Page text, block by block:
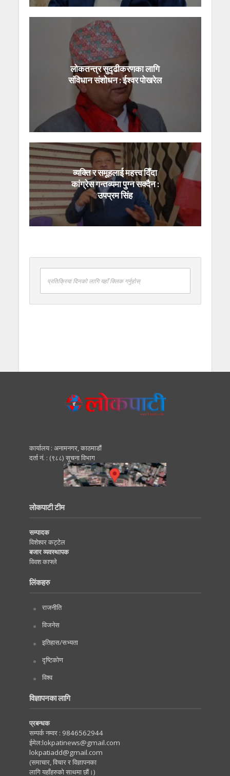
लोकतन्त्र सुदृढीकरणका लागि
संविधान संशोधन : ईश्वर पोखरेल
व्यक्ति र समूहलाई महत्त्व दिँदा
कांग्रेस गन्तव्यमा पुग्न सक्दैन :
उपप्रम सिंह
प्रतिक्रिया दिनको लागि यहाँ क्लिक गर्नुहोस्
कार्यालय : अनामनगर, काठमाडाैं
दर्ता नं. : (९८८) सूचना विभाग
लोकपाटी टीम
सम्पादक
विशेश्वर कट्टेल
बजार व्यवस्थापक
विवश काफ्ले
लिंकहरु
राजनीति
विजनेस
इतिहास/सभ्यता
दृष्टिकोण
विश्व
विज्ञापनका लागि
प्रबन्धक
सम्पर्क नम्वर : 9846562944
ईमेल:lokpatinews@gmail.com
lokpatiadd@gmail.com
(समाचार, विचार र विज्ञापनका
लागि यहाँहरुको साथमा छौं।)